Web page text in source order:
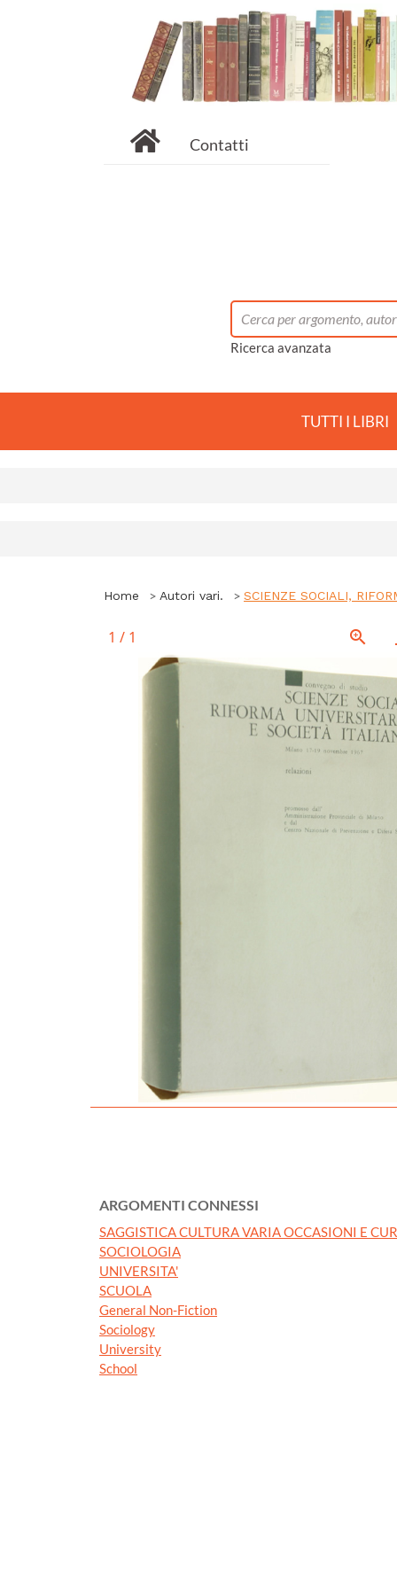
Contatti
Ricerca avanzata
TUTTI I LIBRI
Home Autori vari. SCIENZE SOCIALI,
1 / 1
ARGOMENTI CONNESSI
SAGGISTICA CULTURA VARIA OCCASIONI E
SOCIOLOGIA
UNIVERSITA'
SCUOLA
General Non-Fiction
Sociology
University
School